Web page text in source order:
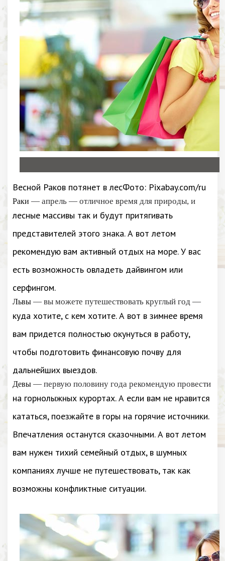
Весной Раков потянет в лесФото: Pixabay.com/ru
Раки — апрель — отличное время для природы, и
лесные массивы так и будут притягивать
представителей этого знака. А вот летом
рекомендую вам активный отдых на море. У вас
есть возможность овладеть дайвингом или
серфингом.
Львы — вы можете путешествовать круглый год —
куда хотите, с кем хотите. А вот в зимнее время
вам придется полностью окунуться в работу,
чтобы подготовить финансовую почву для
дальнейших выездов.
Девы — первую половину года рекомендую провести
на горнолыжных курортах. А если вам не нравится
кататься, поезжайте в горы на горячие источники.
Впечатления останутся сказочными. А вот летом
вам нужен тихий семейный отдых, в шумных
компаниях лучше не путешествовать, так как
возможны конфликтные ситуации.